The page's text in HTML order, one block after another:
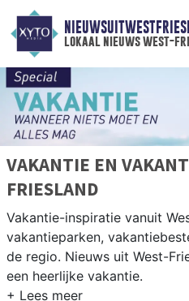
lokaal nieuws west-
VAKANTIE EN
FRIESLAND
Vakantie-inspiratie vanuit
vakantieparken,
de regio. Nieuws uit West-
een heerlijke vakantie.